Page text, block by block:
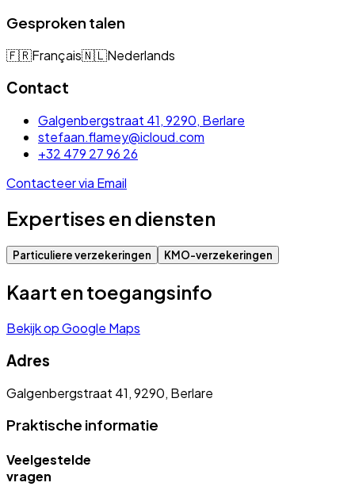
Gesproken talen
🇫🇷Français🇳🇱Nederlands
Contact
Galgenbergstraat 41, 9290, Berlare
stefaan.flamey@icloud.com
+32 479 27 96 26
Contacteer via Email
Expertises en diensten
Particuliere verzekeringen KMO-verzekeringen
Kaart en toegangsinfo
Bekijk op Google Maps
Adres
Galgenbergstraat 41, 9290, Berlare
Praktische informatie
Veelgestelde
vragen